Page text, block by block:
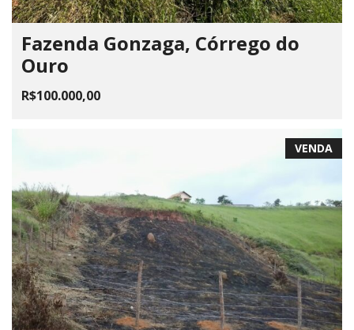
Fazenda Gonzaga, Córrego do
Ouro
R$100.000,00
VENDA